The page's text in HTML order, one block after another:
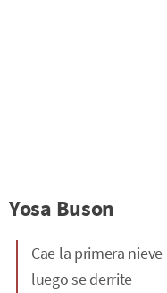
Yosa Buson
Cae la primera nieve
luego se derrite